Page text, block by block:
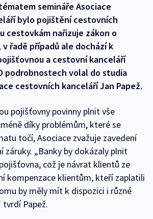
semináře Asociace
bylo pojištění cestovních
cestovkám nařizuje zákon o
řadě případů ale dochází k
a cestovní kanceláří
podrobnostech volal do studia
cestovních kanceláří Jan Papež.
pojišťovny povinny plnit vše
díky problémům, které se
točí, Asociace zvažuje zavedení
záruky. „Banky by dokázaly plnit
což je návrat klientů ze
kompenzace klientům, kteří zaplatili
by měly mít k dispozici i různé
tvrdí Papež.